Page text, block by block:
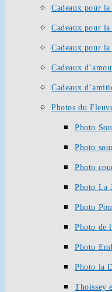
Cadeaux pour
Cadeaux pour
Cadeaux pour la
Cadeaux
Cadeaux
Photos du
Photo
Photo
Photo
Photo La
Photo
Photo de
Photo
Photo la
Thoissey